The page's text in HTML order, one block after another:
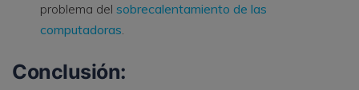
problema del sobrecalentamiento de las
computadoras.
Conclusión: